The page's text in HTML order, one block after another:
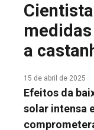
FALE CONOSCO
a
15 de abril de 2025
Efeitos da
solar intensa